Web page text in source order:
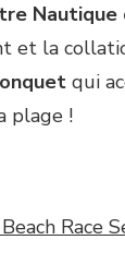
Nautique
et la
qui
plage !
Race